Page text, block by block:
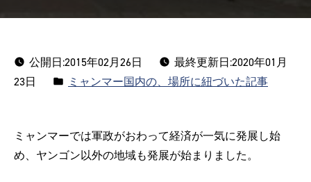
公開日:2015年02月26日
最終更新日:2020年01月
23日
カ
リ
ー:
ミャンマー国内の、場所に紐づいた記事
ミャンマーでは軍政がおわって経済が一気に発展し始
め、ヤンゴン以外の地域も発展が始まりました。